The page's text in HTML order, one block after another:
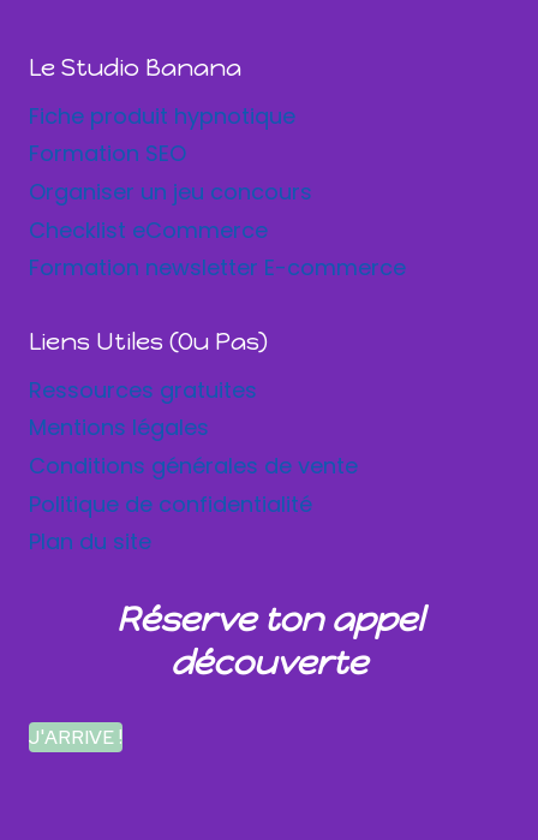
Le Studio Banana
Fiche produit hypnotique
Formation SEO
Organiser un jeu concours
Checklist eCommerce
Formation newsletter E-commerce
Liens Utiles (ou Pas)
Ressources gratuites
Mentions légales
Conditions générales de vente
Politique de confidentialité
Plan du site
Réserve ton appel
découverte
J'ARRIVE !